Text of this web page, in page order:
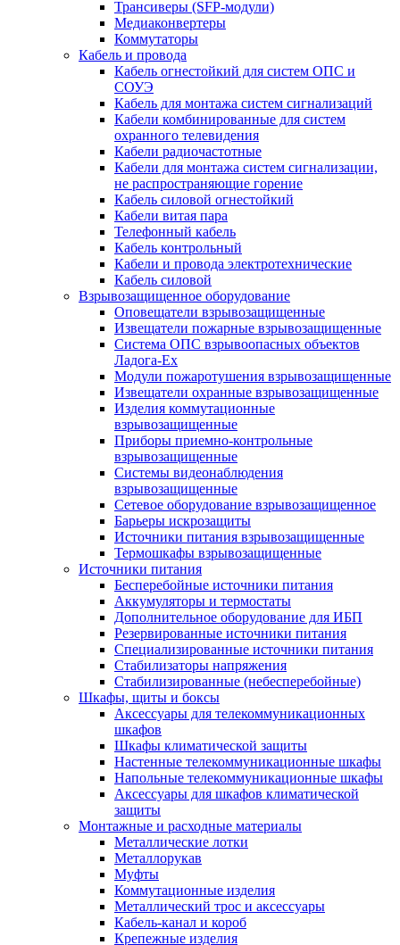
Трансиверы (SFP-модули)
Медиаконвертеры
Коммутаторы
Кабель и провода
Кабель огнестойкий для систем ОПС и
СОУЭ
Кабель для монтажа систем сигнализаций
Кабели комбинированные для систем
охранного телевидения
Кабели радиочастотные
Кабели для монтажа систем сигнализации,
не распространяющие горение
Кабель силовой огнестойкий
Кабели витая пара
Телефонный кабель
Кабель контрольный
Кабели и провода электротехнические
Кабель силовой
Взрывозащищенное оборудование
Оповещатели взрывозащищенные
Извещатели пожарные взрывозащищенные
Система ОПС взрывоопасных объектов
Ладога-Ex
Модули пожаротушения взрывозащищенные
Извещатели охранные взрывозащищенные
Изделия коммутационные
взрывозащищенные
Приборы приемно-контрольные
взрывозащищенные
Системы видеонаблюдения
взрывозащищенные
Сетевое оборудование взрывозащищенное
Барьеры искрозащиты
Источники питания взрывозащищенные
Термошкафы взрывозащищенные
Источники питания
Бесперебойные источники питания
Аккумуляторы и термостаты
Дополнительное оборудование для ИБП
Резервированные источники питания
Специализированные источники питания
Стабилизаторы напряжения
Стабилизированные (небесперебойные)
Шкафы, щиты и боксы
Аксессуары для телекоммуникационных
шкафов
Шкафы климатической защиты
Настенные телекоммуникационные шкафы
Напольные телекоммуникационные шкафы
Аксессуары для шкафов климатической
защиты
Монтажные и расходные материалы
Металлические лотки
Металлорукав
Муфты
Коммутационные изделия
Металлический трос и аксессуары
Кабель-канал и короб
Крепежные изделия